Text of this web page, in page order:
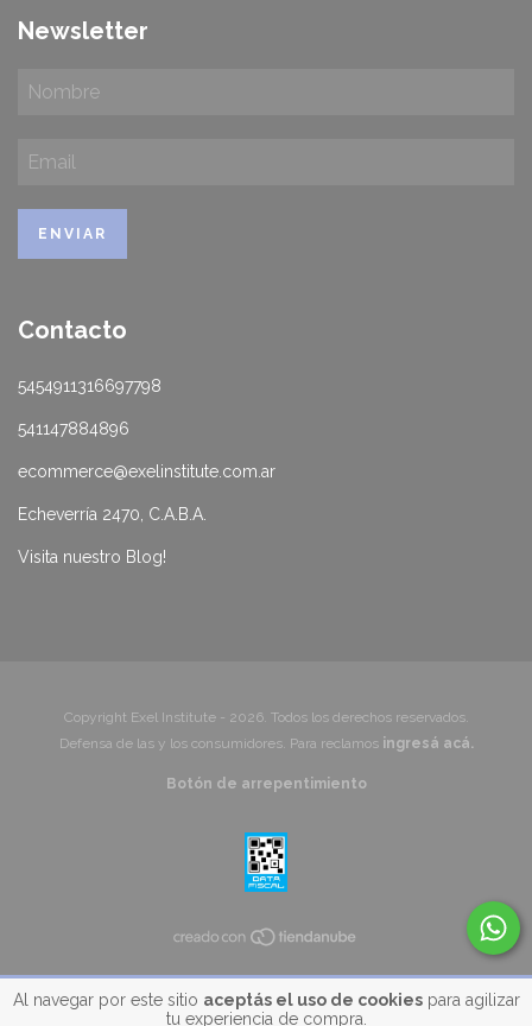
Al navegar por este sitio aceptás el uso de cookiespara agilizar
tu experiencia de compra.
Newsletter
Contacto
5454911316697798
541147884896
ecommerce@exelinstitute.com.ar
Echeverría 2470, C.A.B.A.
Visita nuestro Blog!
Copyright Exel Institute - 2026. Todos los derechos reservados.
Defensa de las y los consumidores. Para reclamos ingresá acá.
Botón de arrepentimiento